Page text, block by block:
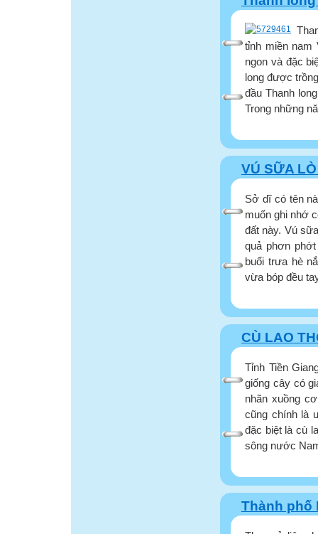
tỉnh miền nam
ngon và đặc
long được
đầu Thanh
Trong những
VÚ SỮA
Sở dĩ có tên
muốn ghi nhớ
đất này. Vú
quả phơn
buổi trưa hè
vừa bóp đều
CÙ LAO
Tỉnh Tiền
giống cây có
nhãn xuồng
cũng chính là
đặc biệt là cù
sông nước
Thành phố